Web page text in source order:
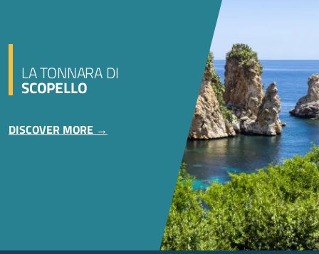
LA TONNARA DI
SCOPELLO
DISCOVER MORE